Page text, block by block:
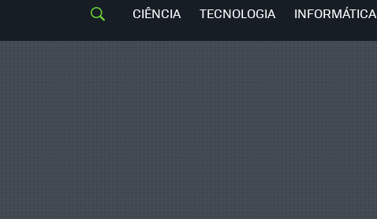
CIÊNCIA TECNOLOGIA INFORMÁTICA